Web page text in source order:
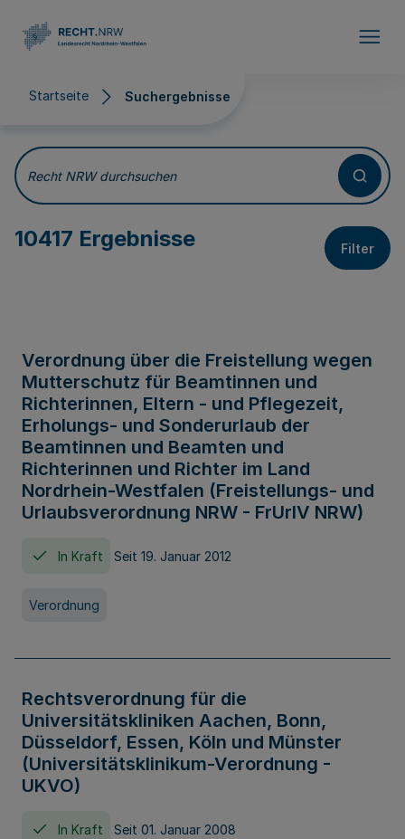
Startseite Suchergebnisse
Suchergebnisse
Recht NRW durchsuchen
10417 Ergebnisse Filter
Verordnung über die Freistellung wegen
Mutterschutz für Beamtinnen und
Richterinnen, Eltern - und Pflegezeit,
Erholungs- und Sonderurlaub der
Beamtinnen und Beamten und
Richterinnen und Richter im Land
Nordrhein-Westfalen (Freistellungs- und
Urlaubsverordnung NRW - FrUrlV NRW)
In Kraft Seit 19. Januar 2012
Verordnung
Rechtsverordnung für die
Universitätskliniken Aachen, Bonn,
Düsseldorf, Essen, Köln und Münster
(Universitätsklinikum-Verordnung -
UKVO)
In Kraft Seit 01. Januar 2008